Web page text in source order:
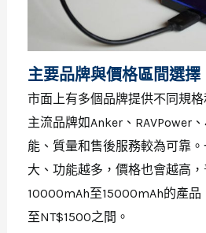
主要品牌與價格區間選擇
市面上有多個品牌提供不同規
主流品牌如Anker、RAVPower
能、質量和售後服務較為可靠
大、功能越多，價格也會越高
10000mAh至15000mAh的產
至NT$1500之間。